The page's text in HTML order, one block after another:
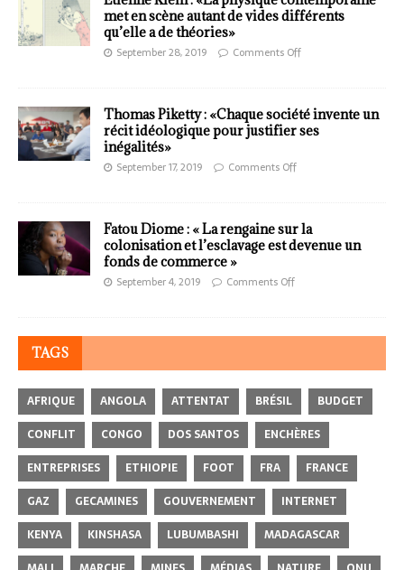
met en scène autant de vides différents
qu’elle a de théories»
September 28, 2019 Comments Off
Thomas Piketty : «Chaque société invente un
récit idéologique pour justifier ses
inégalités»
September 17, 2019 Comments Off
Fatou Diome : « La rengaine sur la
colonisation et l’esclavage est devenue un
fonds de commerce »
September 4, 2019 Comments Off
TAGS
AFRIQUE ANGOLA ATTENTAT BRÉSIL
BUDGET
CONFLIT
CONGO DOS SANTOS
ENCHÈRES
ENTREPRISES
ETHIOPIE FOOT FRA
FRANCE
GAZ
GECAMINES GOUVERNEMENT
INTERNET
KENYA
KINSHASA LUBUMBASHI
MADAGASCAR